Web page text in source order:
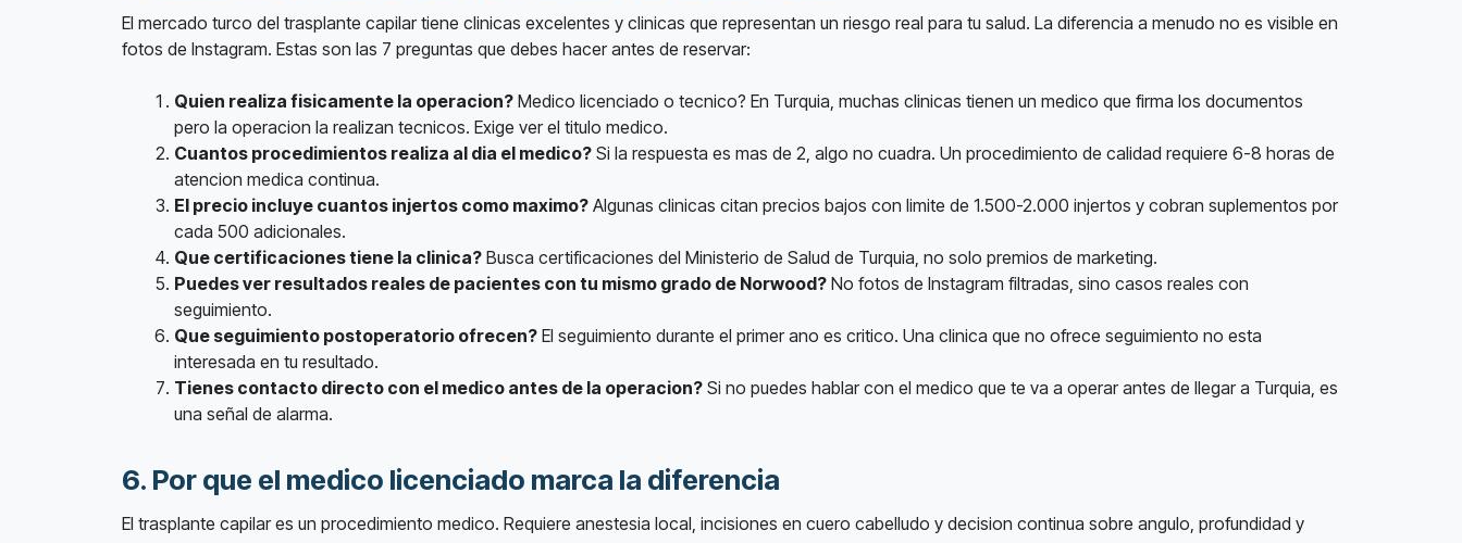
El mercado turco del trasplante capilar tiene clinicas excelentes y clinicas que representan un riesgo real para tu salud. La diferencia a menudo no es visible en
fotos de Instagram. Estas son las 7 preguntas que debes hacer antes de reservar:
Quien realiza fisicamente la operacion? Medico licenciado o tecnico? En Turquia, muchas clinicas tienen un medico que firma los documentos
pero la operacion la realizan tecnicos. Exige ver el titulo medico.
Cuantos procedimientos realiza al dia el medico? Si la respuesta es mas de 2, algo no cuadra. Un procedimiento de calidad requiere 6-8 horas de
atencion medica continua.
El precio incluye cuantos injertos como maximo? Algunas clinicas citan precios bajos con limite de 1.500-2.000 injertos y cobran suplementos por
cada 500 adicionales.
Que certificaciones tiene la clinica? Busca certificaciones del Ministerio de Salud de Turquia, no solo premios de marketing.
Puedes ver resultados reales de pacientes con tu mismo grado de Norwood? No fotos de Instagram filtradas, sino casos reales con
seguimiento.
Que seguimiento postoperatorio ofrecen? El seguimiento durante el primer ano es critico. Una clinica que no ofrece seguimiento no esta
interesada en tu resultado.
Tienes contacto directo con el medico antes de la operacion? Si no puedes hablar con el medico que te va a operar antes de llegar a Turquia, es
una señal de alarma.
6. Por que el medico licenciado marca la diferencia
El trasplante capilar es un procedimiento medico. Requiere anestesia local, incisiones en cuero cabelludo y decision continua sobre angulo, profundidad y